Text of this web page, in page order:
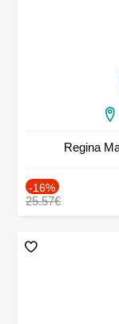
Regina
-16%
25.57€